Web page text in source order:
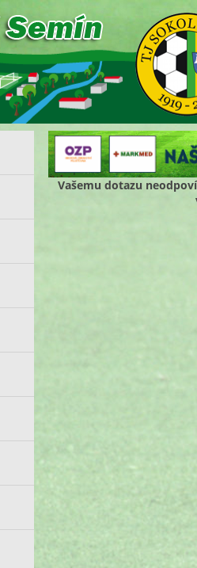
Vašemu dotazu